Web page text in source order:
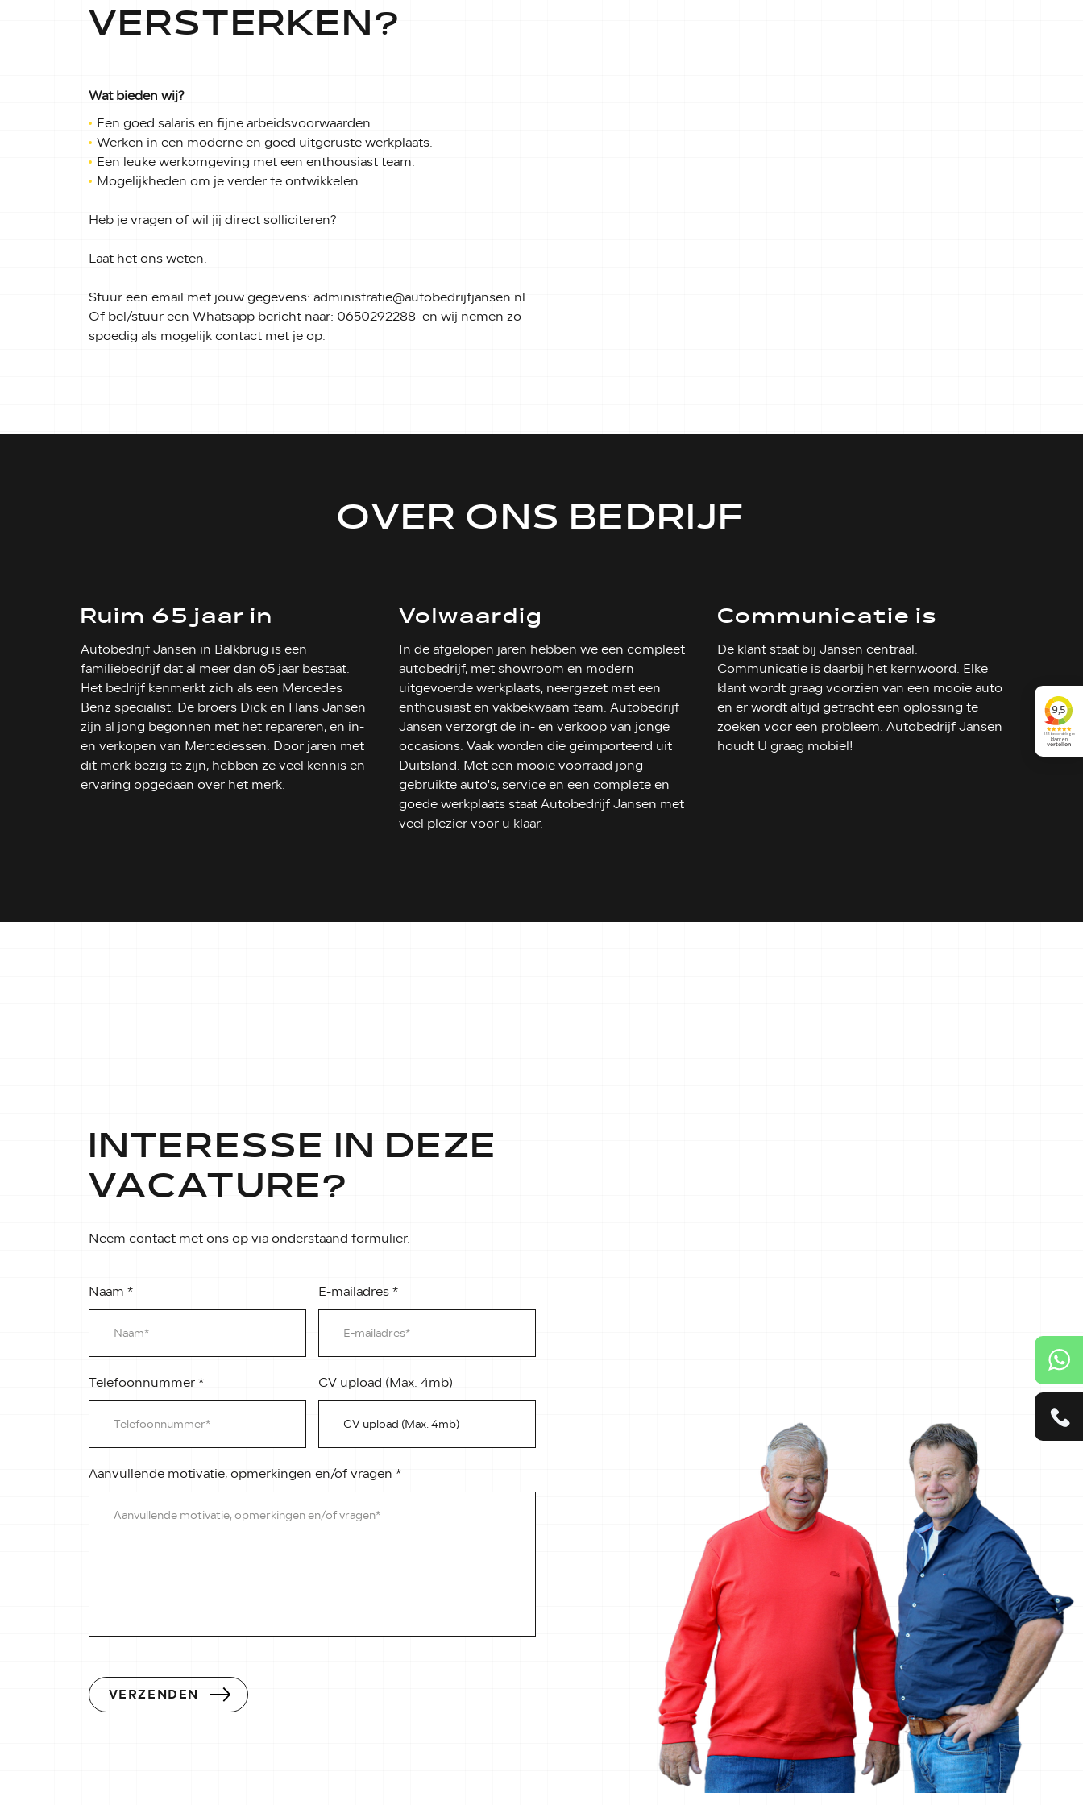
VERSTERKEN?
Wat bieden wij?
Een goed salaris en fijne arbeidsvoorwaarden.
Werken in een moderne en goed uitgeruste werkplaats.
Een leuke werkomgeving met een enthousiast team.
Mogelijkheden om je verder te ontwikkelen.
Heb je vragen of wil jij direct solliciteren?
Laat het ons weten.
Stuur een email met jouw gegevens: administratie@autobedrijfjansen.nl
Of bel/stuur een Whatsapp bericht naar: 0650292288 en wij nemen zo
spoedig als mogelijk contact met je op.
OVER ONS BEDRIJF
Ruim 65 jaar in
bedrijf
Autobedrijf Jansen in Balkbrug is een
familiebedrijf dat al meer dan 65 jaar bestaat.
Het bedrijf kenmerkt zich als een Mercedes
Benz specialist. De broers Dick en Hans Jansen
zijn al jong begonnen met het repareren, en in-
en verkopen van Mercedessen. Door jaren met
dit merk bezig te zijn, hebben ze veel kennis en
ervaring opgedaan over het merk.
Volwaardig
autobedrijf
In de afgelopen jaren hebben we een compleet
autobedrijf, met showroom en modern
uitgevoerde werkplaats, neergezet met een
enthousiast en vakbekwaam team. Autobedrijf
Jansen verzorgt de in- en verkoop van jonge
occasions. Vaak worden die geïmporteerd uit
Duitsland. Met een mooie voorraad jong
gebruikte auto's, service en een complete en
goede werkplaats staat Autobedrijf Jansen met
veel plezier voor u klaar.
Communicatie is
onze kracht
De klant staat bij Jansen centraal.
Communicatie is daarbij het kernwoord. Elke
klant wordt graag voorzien van een mooie auto
en er wordt altijd getracht een oplossing te
zoeken voor een probleem. Autobedrijf Jansen
houdt U graag mobiel!
INTERESSE IN DEZE
VACATURE?
Neem contact met ons op via onderstaand formulier.
Naam * E-mailadres*
Telefoonnummer* CV upload (Max. 4mb)
CV upload (Max. 4mb)
Aanvullende motivatie, opmerkingen en/of vragen *
VERZENDEN